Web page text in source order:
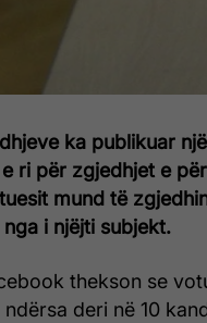
ka publikuar
ri për zgjedhjet e
mund të
i njëjti subjekt.
thekson se
deri në 10